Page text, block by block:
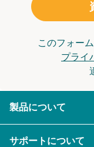
このフォー
プライ
製品について
サポートについて